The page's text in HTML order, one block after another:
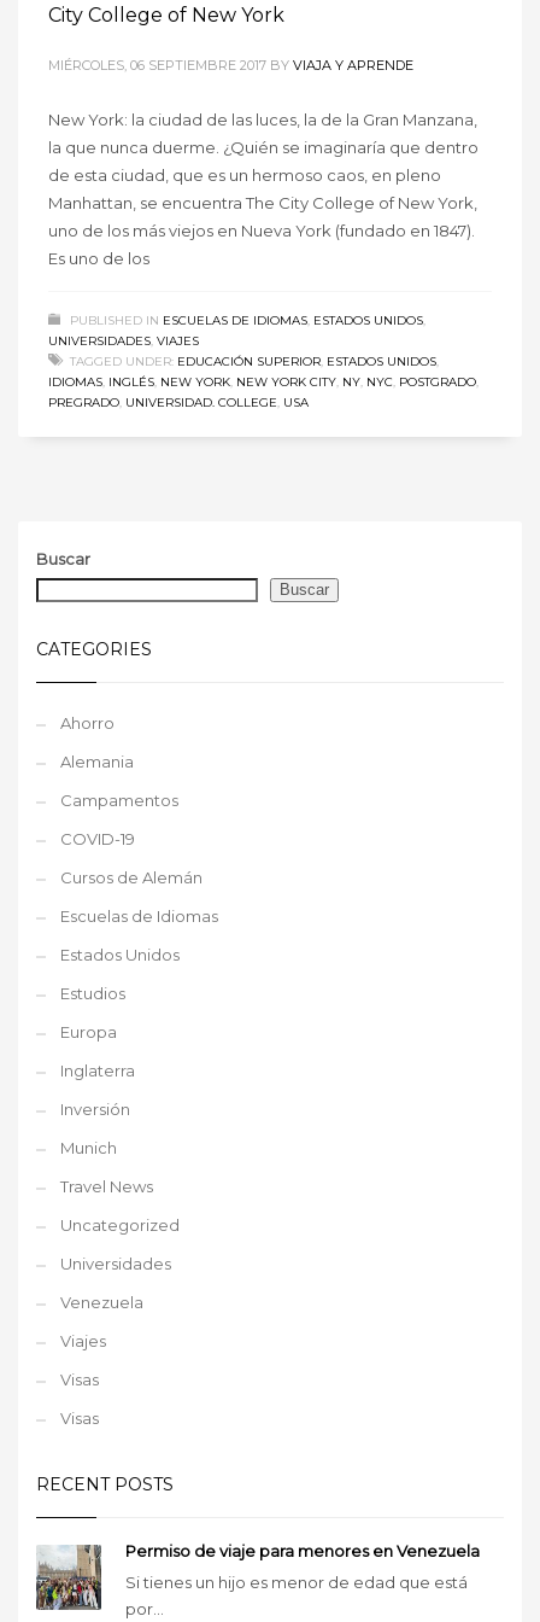
City College of New York
MIÉRCOLES, 06 SEPTIEMBRE 2017 BY VIAJA Y APRENDE
New York: la ciudad de las luces, la de la Gran Manzana,
la que nunca duerme. ¿Quién se imaginaría que dentro
de esta ciudad, que es un hermoso caos, en pleno
Manhattan, se encuentra The City College of New York,
uno de los más viejos en Nueva York (fundado en 1847).
Es uno de los
PUBLISHED IN ESCUELAS DE IDIOMAS, ESTADOS UNIDOS,
UNIVERSIDADES, VIAJES
TAGGED UNDER: EDUCACIÓN SUPERIOR, ESTADOS UNIDOS,
IDIOMAS, INGLÉS, NEW YORK, NEW YORK CITY, NY, NYC, POSTGRADO,
PREGRADO, UNIVERSIDAD. COLLEGE, USA
Buscar
Buscar
CATEGORIES
Ahorro
Alemania
Campamentos
COVID-19
Cursos de Alemán
Escuelas de Idiomas
Estados Unidos
Estudios
Europa
Inglaterra
Inversión
Munich
Travel News
Uncategorized
Universidades
Venezuela
Viajes
Visas
Visas
RECENT POSTS
Permiso de viaje para menores en Venezuela
Si tienes un hijo es menor de edad que está
por...